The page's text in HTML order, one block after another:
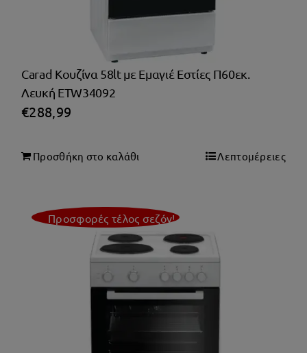
Carad Κουζίνα 58lt με Εμαγιέ Εστίες Π60εκ.
Λευκή ETW34092
€288,99
Προσθήκη στο καλάθι Λεπτομέρειες
Προσφορές τέλος σεζόν!